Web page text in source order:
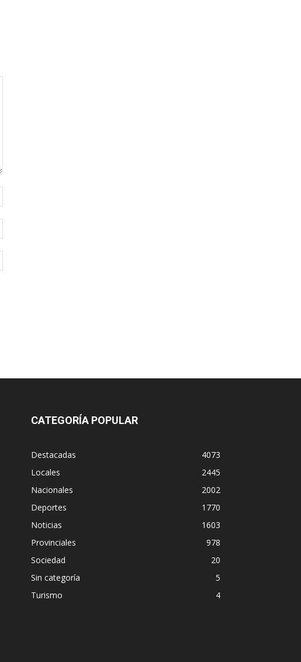
CATEGORÍA POPULAR
Destacadas
4073
Locales
2445
Nacionales
2002
Deportes
1770
Noticias
1603
Provinciales
978
Sociedad
20
Sin categoría
5
Turismo
4